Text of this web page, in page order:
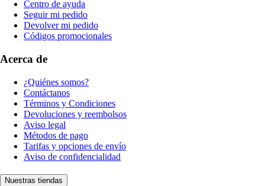
Centro de ayuda
Seguir mi pedido
Devolver mi pedido
Códigos promocionales
Acerca de
¿Quiénes somos?
Contáctanos
Términos y Condiciones
Devoluciones y reembolsos
Aviso legal
Métodos de pago
Tarifas y opciones de envío
Aviso de confidencialidad
Nuestras tiendas